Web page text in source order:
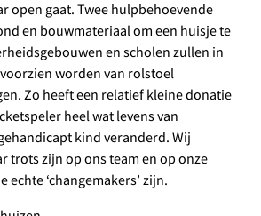
open gaat. Twee hulpbehoevende
en bouwmateriaal om een huisje te
en scholen zullen in
worden van rolstoel
Zo heeft een relatief kleine donatie
heel wat levens van
kind veranderd. Wij
trots zijn op ons team en op onze
echte ‘changemakers’ zijn.